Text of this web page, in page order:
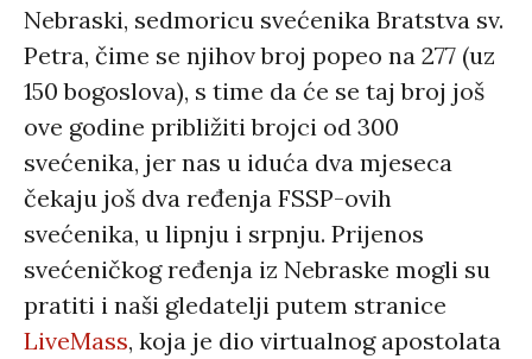
Nebraski, sedmoricu svećenika Bratstva sv.
Petra, čime se njihov broj popeo na 277 (uz
150 bogoslova), s time da će se taj broj još
ove godine približiti brojci od 300
svećenika, jer nas u iduća dva mjeseca
čekaju još dva ređenja FSSP-ovih
svećenika, u lipnju i srpnju. Prijenos
svećeničkog ređenja iz Nebraske mogli su
pratiti i naši gledatelji putem stranice
LiveMass, koja je dio virtualnog apostolata